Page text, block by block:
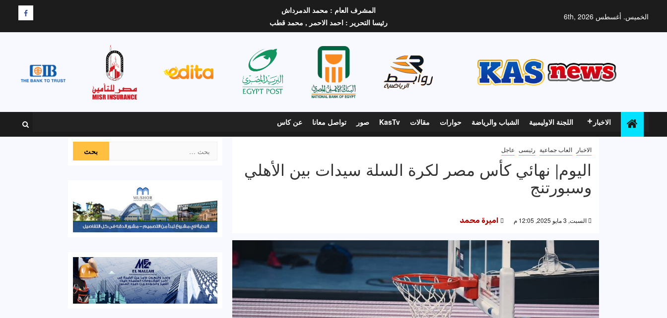
الخميس. أغسطس 6th, 2026
المشرف العام : محمد الدمرداش
رئيسا التحرير : احمد الاحمر , محمد قطب
F
الاخبار اللجنة الاوليمبية الشباب والرياضة حوارات مقالات KasTv صور تواصل معانا عن كاس
الاخبار العاب جماعية رئيسى عاجل
اليوم| نهائي كأس مصر لكرة السلة سيدات بين الأهلي
وسبورتنج
السبت, 3 مايو 2025, 12:05 م اميرة محمد
عن: